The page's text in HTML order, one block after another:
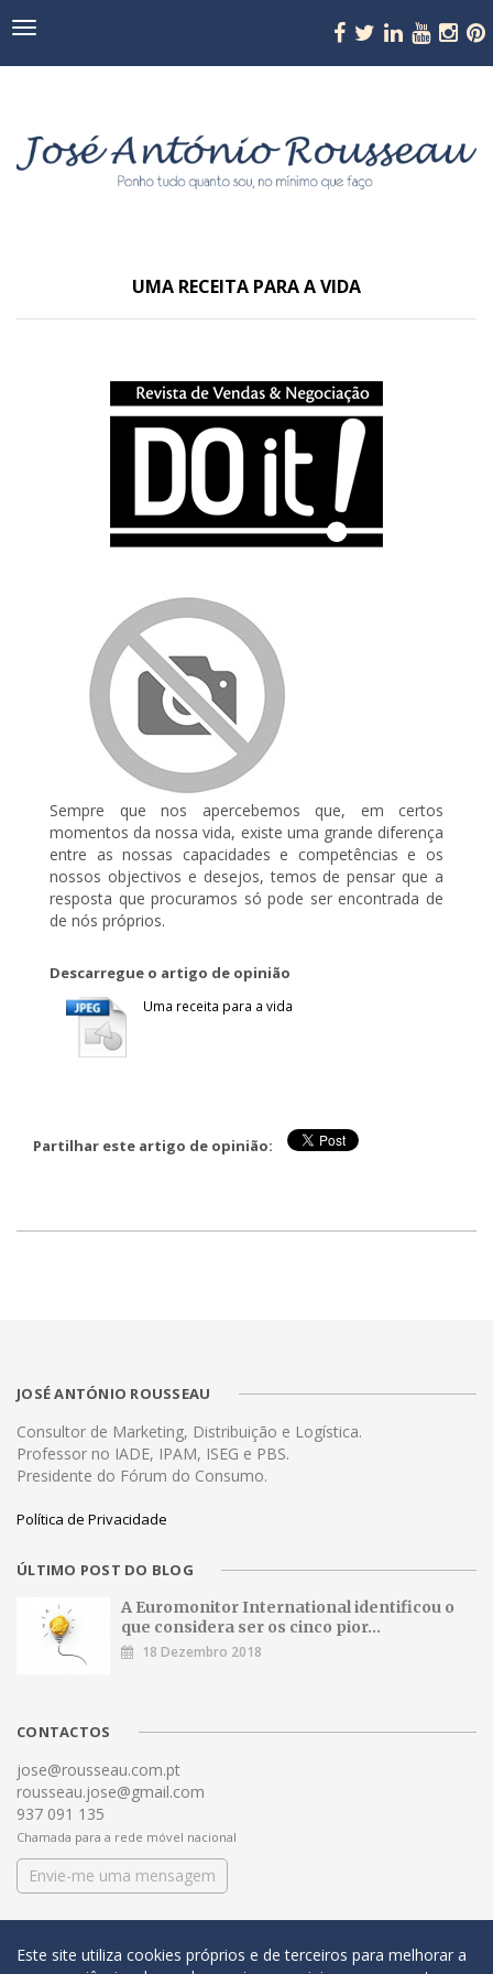
Navegação
UMA RECEITA PARA A VIDA
Sempre que nos apercebemos que, em certos
momentos da nossa vida, existe uma grande diferença
entre as nossas capacidades e competências e os
nossos objectivos e desejos, temos de pensar que a
resposta que procuramos só pode ser encontrada de
de nós próprios.
Descarregue o artigo de opinião
Uma receita para a vida
Partilhar este artigo de opinião:
JOSÉ ANTÓNIO ROUSSEAU
Consultor de Marketing, Distribuição e Logística.
Professor no IADE, IPAM, ISEG e PBS.
Presidente do Fórum do Consumo.
Política de Privacidade
ÚLTIMO POST DO BLOG
A Euromonitor International identificou o
que considera ser os cinco pior...
18 Dezembro 2018
CONTACTOS
jose@rousseau.com.pt
rousseau.jose@gmail.com
937 091 135
Chamada para a rede móvel nacional
Envie-me uma mensagem
Este site utiliza cookies próprios e de terceiros para melhorar a